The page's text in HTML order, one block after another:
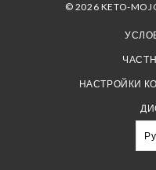
© 2026 KETO-
НАСТРОЙКИ